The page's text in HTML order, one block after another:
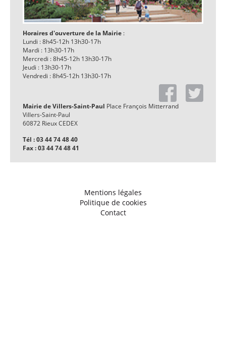
Horaires d'ouverture de la Mairie :
Lundi : 8h45-12h 13h30-17h
Mardi : 13h30-17h
Mercredi : 8h45-12h 13h30-17h
Jeudi : 13h30-17h
Vendredi : 8h45-12h 13h30-17h
Mairie de Villers-Saint-Paul Place François Mitterrand
Villers-Saint-Paul
60872 Rieux CEDEX
Tél : 03 44 74 48 40
Fax : 03 44 74 48 41
Mentions légales
Politique de cookies
Contact